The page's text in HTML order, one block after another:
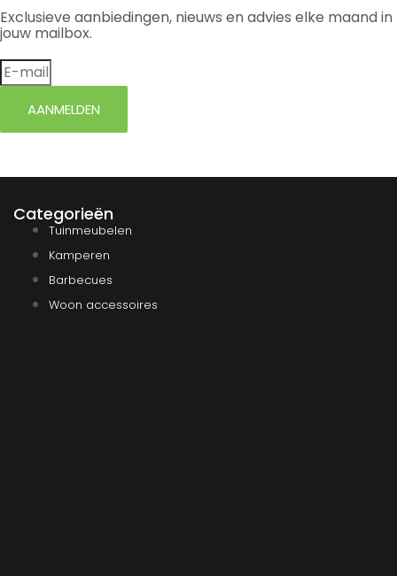
Exclusieve aanbiedingen, nieuws en advies elke maand in
jouw mailbox.
AANMELDEN
Categorieën
Tuinmeubelen
Kamperen
Barbecues
Woon accessoires